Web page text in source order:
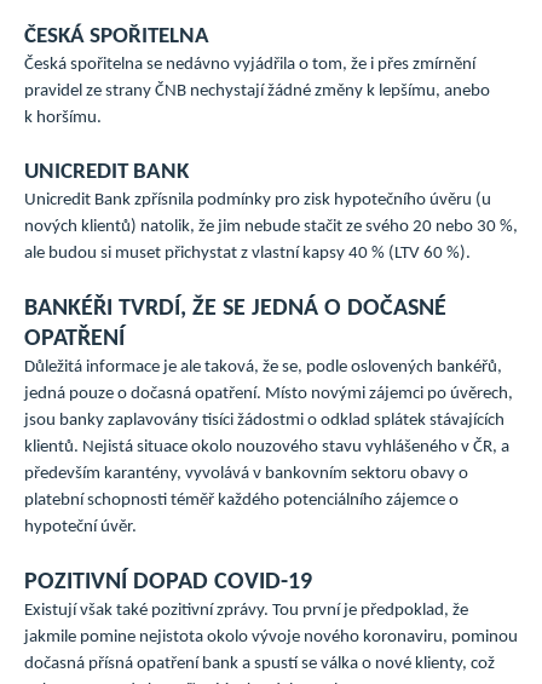
ČESKÁ SPOŘITELNA
Česká spořitelna se nedávno vyjádřila o tom, že i přes zmírnění
pravidel ze strany ČNB nechystají žádné změny k lepšímu, anebo
k horšímu.
UNICREDIT BANK
Unicredit Bank zpřísnila podmínky pro zisk hypotečního úvěru (u
nových klientů) natolik, že jim nebude stačit ze svého 20 nebo 30 %,
ale budou si muset přichystat z vlastní kapsy 40 % (LTV 60 %).
BANKÉŘI TVRDÍ, ŽE SE JEDNÁ O DOČASNÉ
OPATŘENÍ
Důležitá informace je ale taková, že se, podle oslovených bankéřů,
jedná pouze o dočasná opatření. Místo novými zájemci po úvěrech,
jsou banky zaplavovány tisíci žádostmi o odklad splátek stávajících
klientů. Nejistá situace okolo nouzového stavu vyhlášeného v ČR, a
především karantény, vyvolává v bankovním sektoru obavy o
platební schopnosti téměř každého potenciálního zájemce o
hypoteční úvěr.
POZITIVNÍ DOPAD COVID-19
Existují však také pozitivní zprávy. Tou první je předpoklad, že
jakmile pomine nejistota okolo vývoje nového koronaviru, pominou
dočasná přísná opatření bank a spustí se válka o nové klienty, což